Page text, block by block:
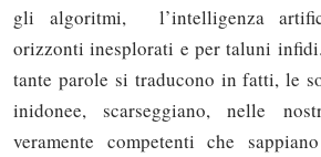
gli algoritmi, l’intelligenza
orizzonti inesplorati e per taluni
tante parole si traducono in fatti, le
inidonee, scarseggiano, nelle
veramente competenti che